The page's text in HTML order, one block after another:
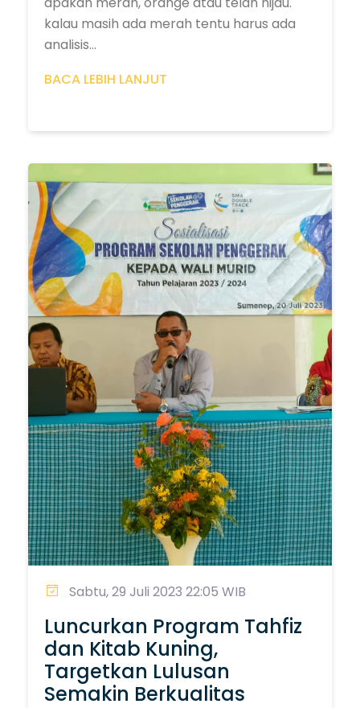
kalau masih ada merah tentu harus ada
analisis...
BACA LEBIH LANJUT
Sabtu, 29 Juli 2023 22:05 WIB
Luncurkan Program Tahfiz
dan Kitab Kuning,
Targetkan Lulusan
Semakin Berkualitas